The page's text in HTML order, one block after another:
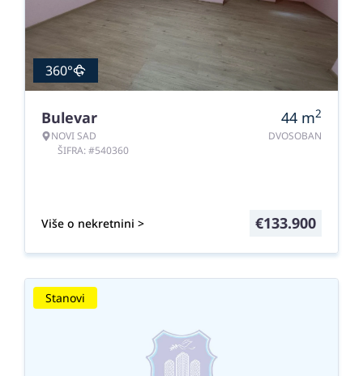
360°
Bulevar
NOVI SAD
ŠIFRA: #540360
44 m2
DVOSOBAN
Više o nekretnini > €133.900
Stanovi